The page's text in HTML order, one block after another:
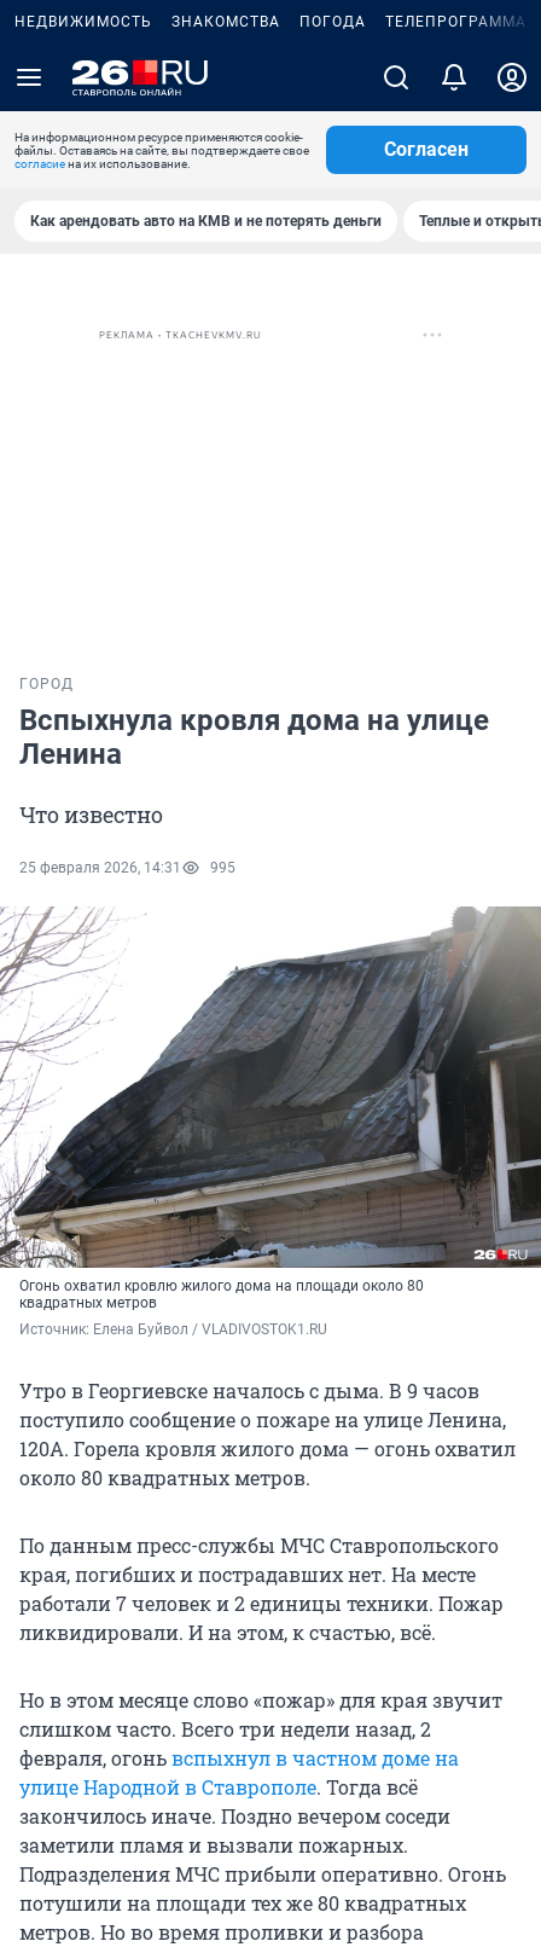
НЕДВИЖИМОСТЬ ЗНАКОМСТВА ПОГОДА ТЕЛЕПРОГРАММА
На информационном ресурсе применяются cookie-
файлы. Оставаясь на сайте, вы подтверждаете свое
согласиена их использование.
Согласен
Как арендовать авто на КМВ и не потерять деньги Теплые и
РЕКЛАМА • TKACHEVKMV.RU
ГОРОД
Вспыхнула кровля дома на улице
Ленина
Что известно
25 февраля 2026, 14:31 995
Огонь охватил кровлю жилого дома на площади около 80
квадратных метров
Источник: Елена Буйвол / VLADIVOSTOK1.RU
Утро в Георгиевске началось с дыма. В 9 часов
поступило сообщение о пожаре на улице Ленина,
120А. Горела кровля жилого дома — огонь охватил
около 80 квадратных метров.
По данным пресс-службы МЧС Ставропольского
края, погибших и пострадавших нет. На месте
работали 7 человек и 2 единицы техники. Пожар
ликвидировали. И на этом, к счастью, всё.
Но в этом месяце слово «пожар» для края звучит
слишком часто. Всего три недели назад, 2
февраля, огоньвспыхнул в частном доме на
улице Народной в Ставрополе. Тогда всё
закончилось иначе. Поздно вечером соседи
заметили пламя и вызвали пожарных.
Подразделения МЧС прибыли оперативно. Огонь
потушили на площади тех же 80 квадратных
метров. Но во время проливки и разбора